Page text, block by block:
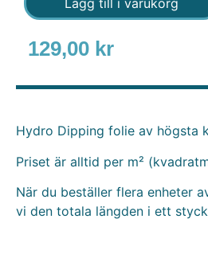
129,00 kr
Hydro Dipping folie av högsta
Priset är alltid per m²
När du beställer flera enheter
vi den totala längden i ett